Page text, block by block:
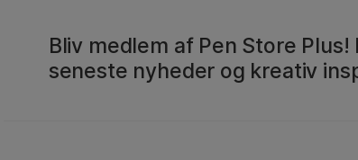
Bliv medlem af Pen Store
seneste nyheder og kreativ